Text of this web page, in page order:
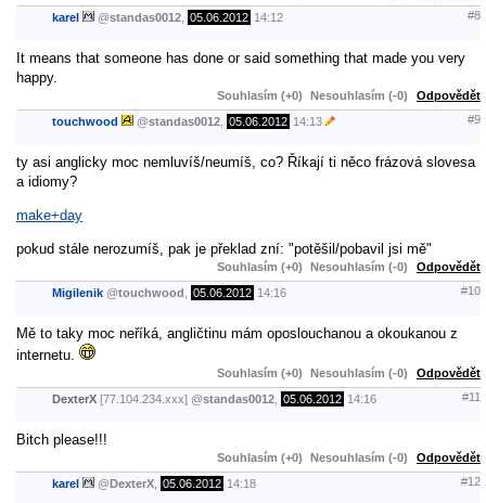
karel @standas0012 05.06.2012 14:12 #8
It means that someone has done or said something that made you very
happy.
Souhlasím (+0) Nesouhlasím (-0) Odpovědět
touchwood @standas0012 05.06.2012 14:13 #9
ty asi anglicky moc nemluvíš/neumíš, co? Říkají ti něco frázová slovesa
a idiomy?
make+day
pokud stále nerozumíš, pak je překlad zní: "potěšil/pobavil jsi mě"
Souhlasím (+0) Nesouhlasím (-0) Odpovědět
Migilenik @touchwood 05.06.2012 14:16 #10
Mě to taky moc neříká, angličtinu mám oposlouchanou a okoukanou z
internetu.
Souhlasím (+0) Nesouhlasím (-0) Odpovědět
DexterX [77.104.234.xxx] @standas0012 05.06.2012 14:16 #11
Bitch please!!!
Souhlasím (+0) Nesouhlasím (-0) Odpovědět
karel @ DexterX 05.06.2012 14:18 #12